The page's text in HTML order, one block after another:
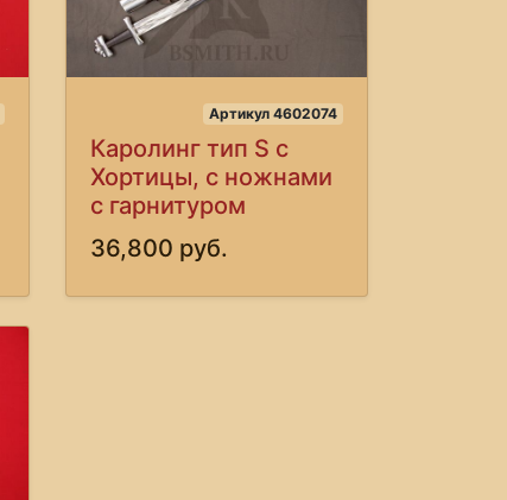
Артикул 4602074
Каролинг тип S с
Хортицы, с ножнами
с гарнитуром
36,800 руб.